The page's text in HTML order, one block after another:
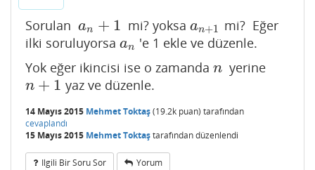
Sorulan an + 1
an +1 mi? yoksaan+1
an+1 mi? Eğer
ilki soruluyorsa an
an 'e 1 ekle ve düzenle.
Yok eğer ikincisi ise o zamanda n
nyerine
n + 1
n+1 yaz ve düzenle.
14 Mayıs 2015 Mehmet Toktaş(19.2k puan) tarafından
cevaplandı
15 Mayıs 2015 Mehmet Toktaştarafındandüzenlendi
Ilgili Bir Soru Sor Yorum